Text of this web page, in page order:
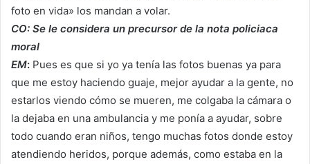
foto en vida» los mandan a volar.
CO: Se le considera un precursor de la nota policiaca
moral
EM: Pues es que si yo ya tenía las fotos buenas ya para
que me estoy haciendo guaje, mejor ayudar a la gente, no
estarlos viendo cómo se mueren, me colgaba la cámara o
la dejaba en una ambulancia y me ponía a ayudar, sobre
todo cuando eran niños, tengo muchas fotos donde estoy
atendiendo heridos, porque además, como estaba en la